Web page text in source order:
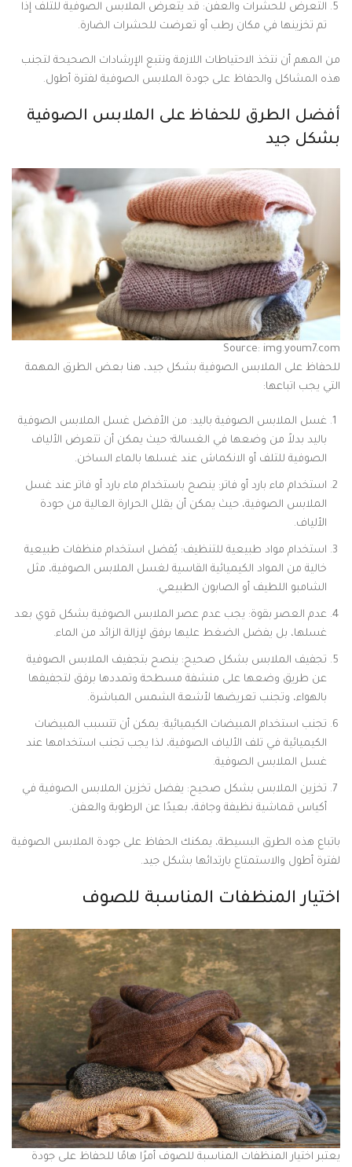
التعرض للحشرات والعفن: قد يتعرض الملابس الصوفية للتلف إذا
تم تخزينها في مكان رطب أو تعرضت للحشرات الضارة.
من المهم أن نتخذ الاحتياطات اللازمة ونتبع الإرشادات الصحيحة لتجنب
هذه المشاكل والحفاظ على جودة الملابس الصوفية لفترة أطول.
أفضل الطرق للحفاظ على الملابس الصوفية
بشكل جيد
Source: img.youm7.com
للحفاظ على الملابس الصوفية بشكل جيد، هنا بعض الطرق المهمة
التي يجب اتباعها:
غسل الملابس الصوفية باليد: من الأفضل غسل الملابس الصوفية
باليد بدلاً من وضعها في الغسالة؛ حيث يمكن أن تتعرض الألياف
الصوفية للتلف أو الانكماش عند غسلها بالماء الساخن.
استخدام ماء بارد أو فاتر: ينصح باستخدام ماء بارد أو فاتر عند غسل
الملابس الصوفية، حيث يمكن أن يقلل الحرارة العالية من جودة
الألياف.
استخدام مواد طبيعية للتنظيف: يُفضل استخدام منظفات طبيعية
خالية من المواد الكيميائية القاسية لغسل الملابس الصوفية، مثل
الشامبو اللطيف أو الصابون الطبيعي.
عدم العصر بقوة: يجب عدم عصر الملابس الصوفية بشكل قوي بعد
غسلها، بل يفضل الضغط عليها برفق لإزالة الزائد من الماء.
تجفيف الملابس بشكل صحيح: ينصح بتجفيف الملابس الصوفية
عن طريق وضعها على منشفة مسطحة وتمددها برفق لتجفيفها
بالهواء، وتجنب تعريضها لأشعة الشمس المباشرة.
تجنب استخدام المبيضات الكيميائية: يمكن أن تتسبب المبيضات
الكيميائية في تلف الألياف الصوفية، لذا يجب تجنب استخدامها عند
غسل الملابس الصوفية.
تخزين الملابس بشكل صحيح: يفضل تخزين الملابس الصوفية في
أكياس قماشية نظيفة وجافة، بعيدًا عن الرطوبة والعفن.
باتباع هذه الطرق البسيطة، يمكنك الحفاظ على جودة الملابس الصوفية
لفترة أطول والاستمتاع بارتدائها بشكل جيد.
اختيار المنظفات المناسبة للصوف
يعتبر اختيار المنظفات المناسبة للصوف أمرًا هامًا للحفاظ على جودة